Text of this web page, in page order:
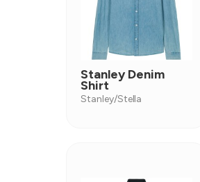
Stanley Denim
Shirt
Stanley/Stella